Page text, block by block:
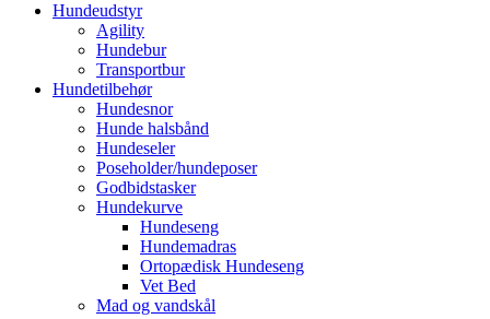
Hundeudstyr
Agility
Hundebur
Transportbur
Hundetilbehør
Hundesnor
Hunde halsbånd
Hundeseler
Poseholder/hundeposer
Godbidstasker
Hundekurve
Hundeseng
Hundemadras
Ortopædisk Hundeseng
Vet Bed
Mad og vandskål